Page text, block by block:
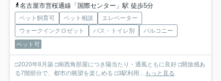
名古屋市営桜通線「国際センター」駅 徒歩5分
ペット飼育可 ペット相談
エレベーター
ウォークインクロゼット
バス・トイレ別
バルコニー
ペット可
□2020年8月築 □南西角部屋につき陽当たり・通風ともに良好 □開放感あ
る7階部分で、都市の眺望を楽しめる □3駅利用... もっと見る